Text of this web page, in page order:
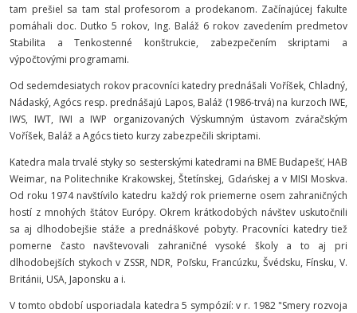
tam prešiel sa tam stal profesorom a prodekanom. Začínajúcej fakulte
pomáhali doc. Dutko 5 rokov, Ing. Baláž 6 rokov zavedením predmetov
Stabilita a Tenkostenné konštrukcie, zabezpečením skriptami a
výpočtovými programami.
Od sedemdesiatych rokov pracovníci katedry prednášali Voříšek, Chladný,
Nádaský, Agócs resp. prednášajú Lapos, Baláž (1986-trvá) na kurzoch IWE,
IWS, IWT, IWI a IWP organizovaných Výskumným ústavom zváračským
Voříšek, Baláž a Agócs tieto kurzy zabezpečili skriptami.
Katedra mala trvalé styky so sesterskými katedrami na BME Budapešť, HAB
Weimar, na Politechnike Krakowskej, Štetínskej, Gdańskej a v MISI Moskva.
Od roku 1974 navštívilo katedru každý rok priemerne osem zahraničných
hostí z mnohých štátov Európy. Okrem krátkodobých návštev uskutočnili
sa aj dlhodobejšie stáže a prednáškové pobyty. Pracovníci katedry tiež
pomerne často navštevovali zahraničné vysoké školy a to aj pri
dlhodobejších stykoch v ZSSR, NDR, Poľsku, Francúzku, Švédsku, Fínsku, V.
Británii, USA, Japonsku a i.
V tomto období usporiadala katedra 5 sympózií: v r. 1982 "Smery rozvoja